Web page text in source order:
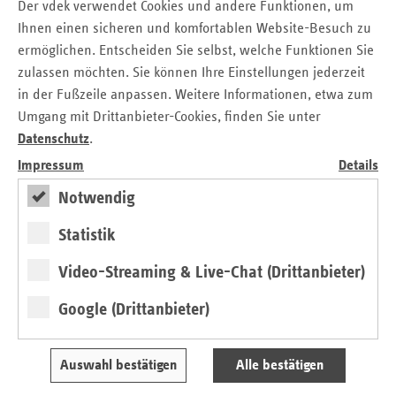
Der vdek verwendet Cookies und andere Funktionen, um
Ihnen einen sicheren und komfortablen Website-Besuch zu
ermöglichen. Entscheiden Sie selbst, welche Funktionen Sie
zulassen möchten. Sie können Ihre Einstellungen jederzeit
in der Fußzeile anpassen. Weitere Informationen, etwa zum
Umgang mit Drittanbieter-Cookies, finden Sie unter
Datenschutz.
Impressum
Details
Notwendig
Statistik
Video-Streaming & Live-Chat (Drittanbieter)
Google (Drittanbieter)
Auswahl bestätigen Alle bestätigen
Recht ein, dass sich durch die kassenindividuellen
Selektivverträge noch keine einzige Prozessinnovation in
der GKV durchgesetzt habe.
Noch weiter geht die Vorstellung, die bei Einführung der
Integrierten Versorgung 2004 dominierte: Selektivverträge
würden einen relevanten Anteil des Kollektivvertrags
ersetzen, oft sprach man von zehn Prozent. In diesem
Modell hat jede Kasse eine Vielzahl gesonderter
Vereinbarungen mit Leistungserbringern, die zu einem
differenzierten Angebotsprofil führen. Der Versicherte kann
daraus wählen und kommt damit an die Tarifvielfalt der
vieler Märkte in der Privatwirtschaft heran. Hierin und in
recht freien Wettbewerb liegen die wesentlichen Vorzüge
dieses Modells. Doch die hohe Komplexität und die
Transaktionskosten, die durch zu viele Vertragspartner auf
beiden Seiten entstehen, ließen dies bisher scheitern.